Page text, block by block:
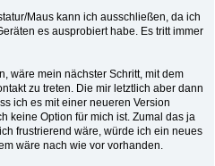
Maus kann ich ausschließen, da ich
es ausprobiert habe. Es tritt immer
wäre mein nächster Schritt, mit dem
zu treten. Die mir letztlich aber dann
ich es mit einer neueren Version
keine Option für mich ist. Zumal das ja
frustrierend wäre, würde ich ein neues
wäre nach wie vor vorhanden.